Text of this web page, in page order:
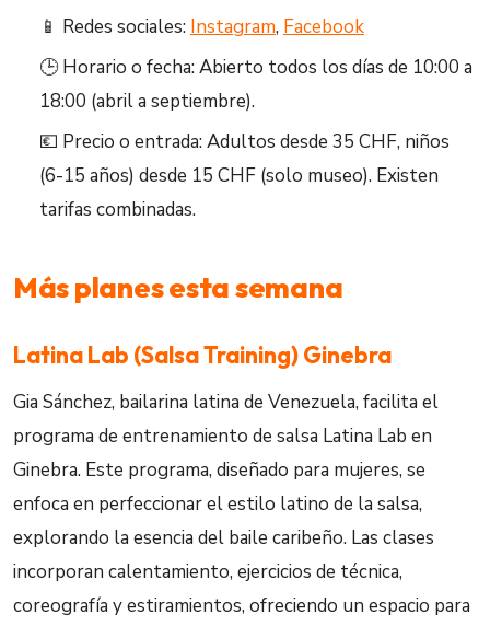
📱 Redes sociales: Instagram, Facebook
🕒 Horario o fecha: Abierto todos los días de 10:00 a
18:00 (abril a septiembre).
💶 Precio o entrada: Adultos desde 35 CHF, niños
(6-15 años) desde 15 CHF (solo museo). Existen
tarifas combinadas.
Más planes esta semana
Latina Lab (Salsa Training) Ginebra
Gia Sánchez, bailarina latina de Venezuela, facilita el
programa de entrenamiento de salsa Latina Lab en
Ginebra. Este programa, diseñado para mujeres, se
enfoca en perfeccionar el estilo latino de la salsa,
explorando la esencia del baile caribeño. Las clases
incorporan calentamiento, ejercicios de técnica,
coreografía y estiramientos, ofreciendo un espacio para